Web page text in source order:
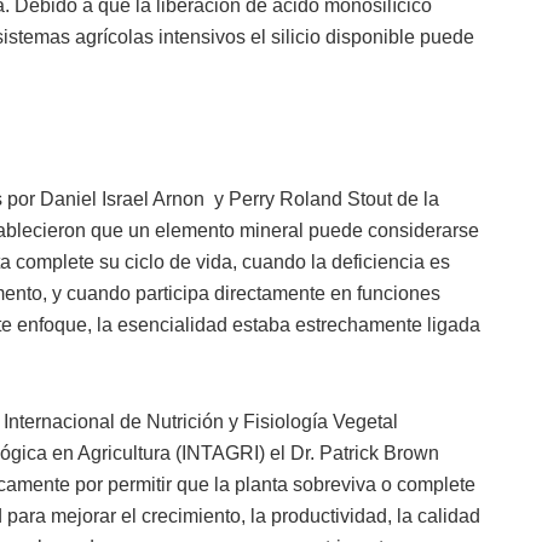
Debido a que la liberación de ácido monosilícico
agrícolas intensivos el silicio disponible puede
Daniel Israel Arnon y Perry Roland Stout de la
que un elemento mineral puede considerarse
complete su ciclo de vida, cuando la deficiencia es
y cuando participa directamente en funciones
enfoque, la esencialidad estaba estrechamente ligada
de Nutrición y Fisiología Vegetal
en Agricultura (INTAGRI) el Dr. Patrick Brown
por permitir que la planta sobreviva o complete
mejorar el crecimiento, la productividad, la calidad